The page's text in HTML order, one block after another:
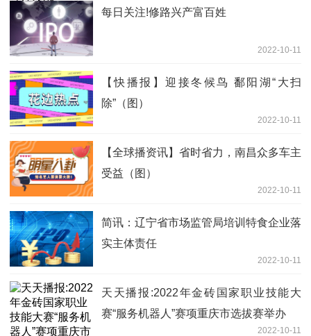
每日关注!修路兴产富百姓
2022-10-11
【快播报】迎接冬候鸟 鄱阳湖“大扫
除”（图）
2022-10-11
【全球播资讯】省时省力，南昌众多车主
受益（图）
2022-10-11
简讯：辽宁省市场监管局培训特食企业落
实主体责任
2022-10-11
天天播报:2022年金砖国家职业技能大
赛“服务机器人”赛项重庆市选拔赛举办
2022-10-11